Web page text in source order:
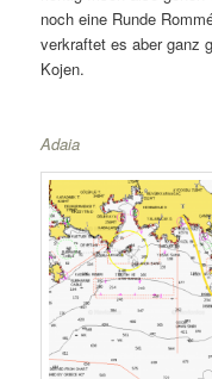
noch eine Runde
verkraftet es aber ganz
Kojen.
Adaia